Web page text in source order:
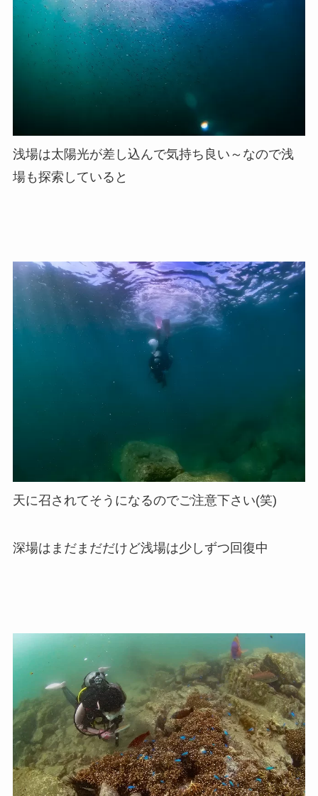
浅場は太陽光が差し込んで気持ち良い～なので浅
場も探索していると
天に召されてそうになるのでご注意下さい(笑)
深場はまだまだだけど浅場は少しずつ回復中